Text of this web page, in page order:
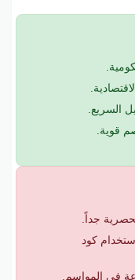
السريع.
قوية.
جداً.
كود
في المواسم.